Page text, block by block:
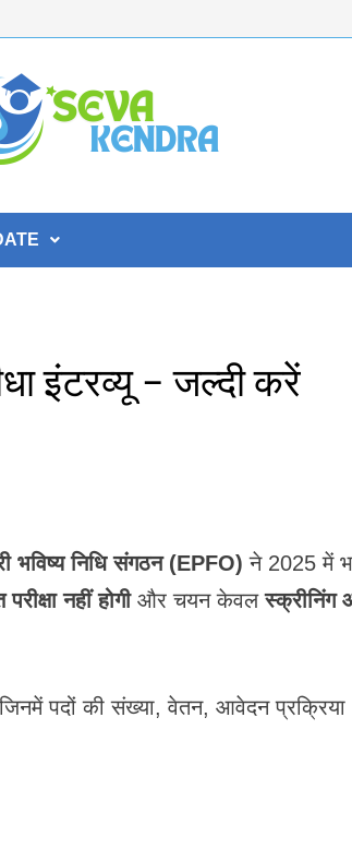
इंटरव्यू – जल्दी करें
भविष्य निधि संगठन (EPFO) ने 2025 में
नहीं होगीऔर चयन केवलस्क्रीनिंग
जिनमें पदों की संख्या, वेतन, आवेदन